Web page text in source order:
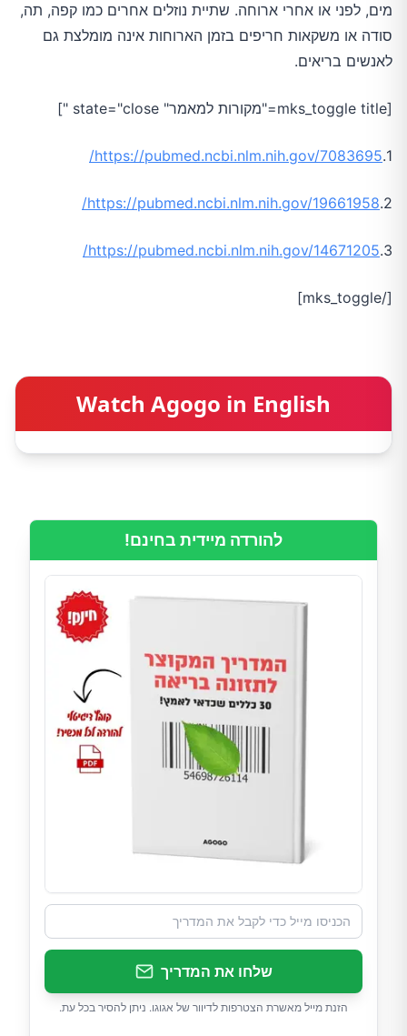
מים, לפני או אחרי ארוחה. שתיית נוזלים אחרים כמו קפה, תה,
סודה או משקאות חריפים בזמן הארוחות אינה מומלצת גם
לאנשים בריאים.
[mks_toggle title="מקורות למאמר" state="close "]
1.
https://pubmed.ncbi.nlm.nih.gov/7083695/
2.
https://pubmed.ncbi.nlm.nih.gov/19661958/
3.
https://pubmed.ncbi.nlm.nih.gov/14671205/
[/mks_toggle]
Watch Agogo in English
להורדה מיידית בחינם!
שלחו את המדריך
הזנת מייל מאשרת הצטרפות לדיוור של אגוגו. ניתן להסיר בכל עת.